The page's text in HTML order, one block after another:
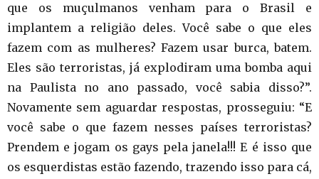
que os muçulmanos venham para o Brasil e
implantem a religião deles. Você sabe o que eles
fazem com as mulheres? Fazem usar burca, batem.
Eles são terroristas, já explodiram uma bomba aqui
na Paulista no ano passado, você sabia disso?”.
Novamente sem aguardar respostas, prosseguiu: “E
você sabe o que fazem nesses países terroristas?
Prendem e jogam os gays pela janela!!! E é isso que
os esquerdistas estão fazendo, trazendo isso para cá,